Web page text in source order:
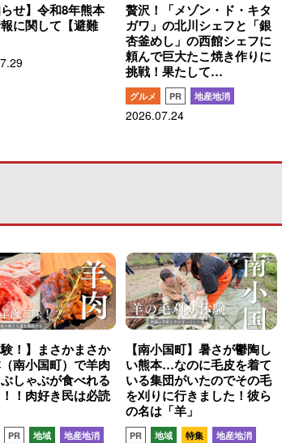
らせ】令和8年熊本
に関して【避難
贅沢！「メゾン・ド・キタ
ガワ」の北川シェフと「銀
杏釜めし」の西館シェフに
頼んで巨大たこ焼き作りに
挑戦！果たして…
グルメ PR 地産地消
2026.07.24
験！】まさかまさか
南小国町）で羊肉
しゃぶが食べれる
！肉好き民は必読
PR 地域 地産地消
【南小国町】暑さが鬱陶し
い熊本…なのに毛皮を着て
いる集団がいたのでその毛
を刈りに行きました！彼ら
の名は「羊」
PR 地域 特集 地産地消